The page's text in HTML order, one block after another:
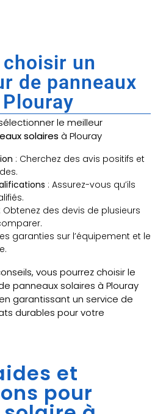
un
de panneaux
le meilleur
solaires à Plouray
: Cherchez des avis positifs et
: Assurez-vous qu’ils
: Obtenez des devis de plusieurs
garanties sur l’équipement et le
vous pourrez choisir le
panneaux solaires à Plouray
garantissant un service de
durables pour votre
et
pour